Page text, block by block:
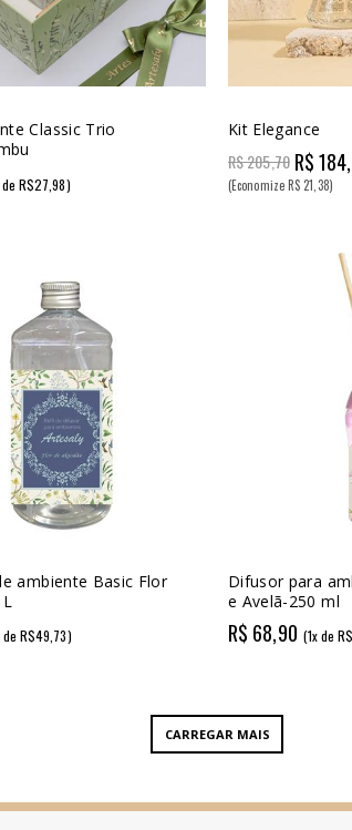
Classic Trio
R$27,98)
Kit Elegance
R$ 205,70 R$
(Economize R$ 21,38)
ambiente Basic Flor
R$49,73)
Difusor para
e Avelã-250 ml
R$ 68,90 (1x de
CARREGAR MAIS